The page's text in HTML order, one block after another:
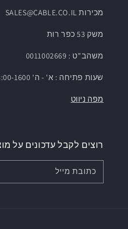
מכירות SALES@CABLE.CO.IL
משק 53 כפר רות
משהב"ט : 0011002669
שעות פתיחה : א' - ה' 8:00-1600
מפה ניווט
רוצים לקבל עדכונים על
כתובת מייל